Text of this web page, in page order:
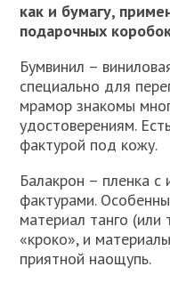
как и бумагу,
подарочных
Бумвинил –
специально для
мрамор знакомы
удостоверениям.
фактурой под кожу.
Балакрон – пленка с
фактурами.
материал танго
«кроко», и
приятной наощупь.